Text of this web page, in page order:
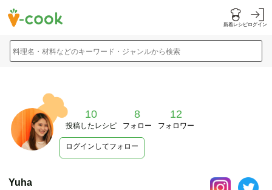
新着レシピログイン
料理名・材料などのキーワード・ジャンルから検索
10
投稿したレシピ
8
フォロー
12
フォロワー
ログインしてフォロー
Yuha